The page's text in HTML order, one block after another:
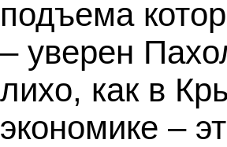
подъема
– уверен
лихо, как в
экономике –